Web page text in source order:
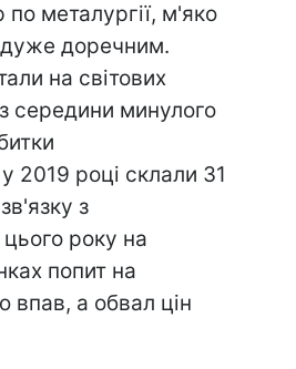
металургії, м'яко
доречним.
на світових
середини минулого
2019 році склали 31
з
року на
попит на
впав, а обвал цін